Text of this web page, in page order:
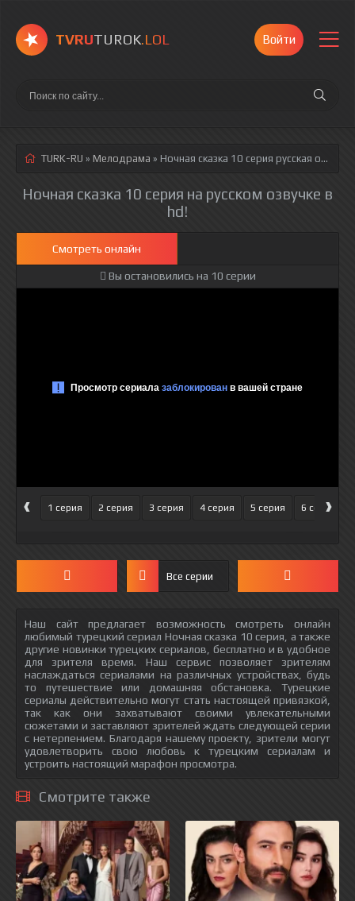
TVRUTUROK.LOL Войти
TURK-RU » Мелодрама » Ночная сказка 10 серия русская озвучка полностью смотреть онлайн!
Ночная сказка 10 серия на русском озвучке в
hd!
Смотреть онлайн
Вы остановились на 10 серии
‹ 1 серия 2 серия 3 серия 4 серия 5 серия 6 серия
›
Все серии
Наш сайт предлагает возможность смотреть онлайн
любимый турецкий сериал Ночная сказка 10 серия, а также
другие новинки турецких сериалов, бесплатно и в удобное
для зрителя время. Наш сервис позволяет зрителям
наслаждаться сериалами на различных устройствах, будь
то путешествие или домашняя обстановка. Турецкие
сериалы действительно могут стать настоящей привязкой,
так как они захватывают своими увлекательными
сюжетами и заставляют зрителей ждать следующей серии
с нетерпением. Благодаря нашему проекту, зрители могут
удовлетворить свою любовь к турецким сериалам и
устроить настоящий марафон просмотра.
Смотрите также